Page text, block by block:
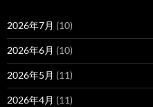
2026年7月 (10)
2026年6月 (10)
2026年5月 (11)
2026年4月 (11)